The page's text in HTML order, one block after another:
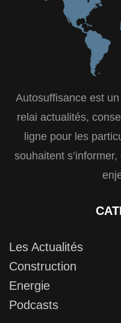
Autosuffisance est
relai actualités,
ligne pour les
souhaitent
Les Actualités
Construction
Energie
Podcasts